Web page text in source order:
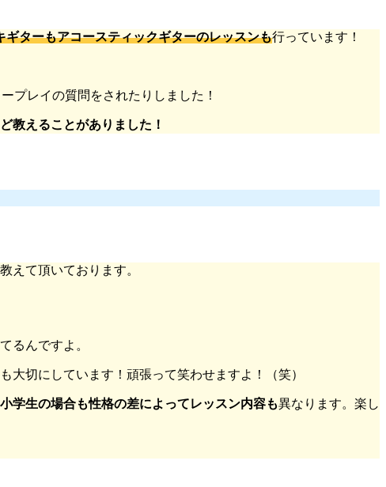
ターもアコースティックギターのレッスンも行っています！
ープレイの質問をされたりしました！
教えることがありました！
えて頂いております。
るんですよ。
大切にしています！頑張って笑わせますよ！（笑）
小学生の場合も性格の差によってレッスン内容も異なります。楽し